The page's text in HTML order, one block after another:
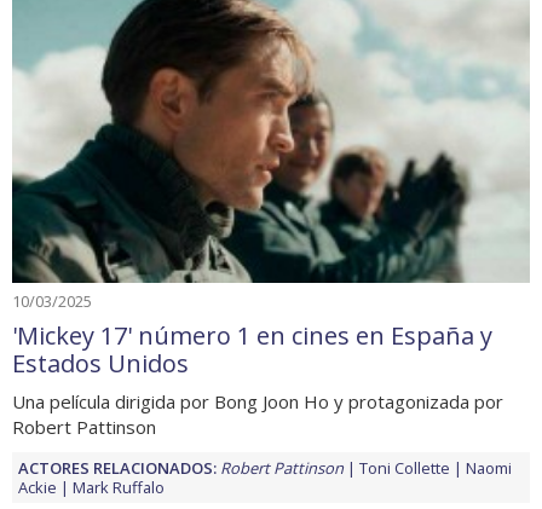
10/03/2025
'Mickey 17' número 1 en cines en España y
Estados Unidos
Una película dirigida por Bong Joon Ho y protagonizada por
Robert Pattinson
ACTORES RELACIONADOS: Robert Pattinson Toni Collette
Naomi
Ackie
Mark Ruffalo